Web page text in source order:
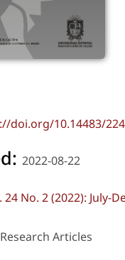
doi.org/10.14483/
2022-08-22
24 No. 2 (2022): July-
Research Articles